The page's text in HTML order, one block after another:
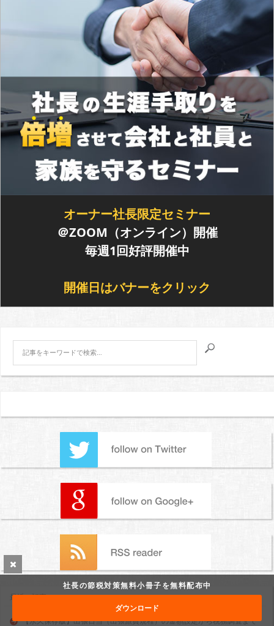
オーナー社長限定セミナー
＠ZOOM（オンライン）開催
毎週1回好評開催中
開催日はバナーをクリック
最近の記事
【永久保存版】出張日当（出張旅費規程）の金額設定から税務調査まで
社長の節税対策無料小冊子を無料配布中
ダウンロード